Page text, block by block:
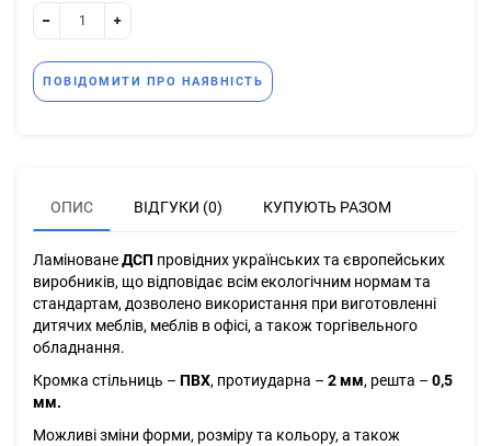
ПОВІДОМИТИ ПРО НАЯВНІСТЬ
ОПИС ВІДГУКИ (0) КУПУЮТЬ РАЗОМ
ЛамінованеДСП провідних українських та європейських
виробників, що відповідає всім екологічним нормам та
стандартам, дозволено використання при виготовленні
дитячих меблів, меблів в офісі, а також торгівельного
обладнання.
Кромка стільниць – ПВХ, протиударна – 2 мм, решта – 0,5
мм.
Можливі зміни форми, розміру та кольору, а також